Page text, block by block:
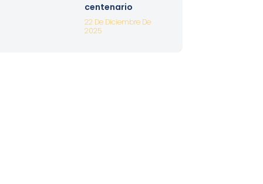
centenario
22 De Diciembre De
2025